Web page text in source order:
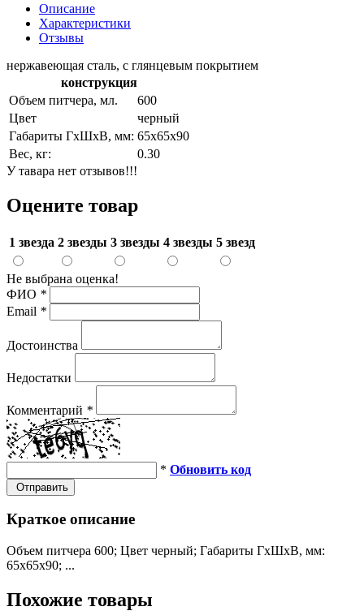
Описание
Характеристики
Отзывы
нержавеющая сталь, с глянцевым покрытием
конструкция
Объем питчера, мл.
600
Цвет
черный
Габариты ГхШхВ, мм: 65х65х90
Вес, кг:
0.30
У тавара нет отзывов!!!
Оцените товар
1 звезда 2 звезды 3 звезды 4 звезды 5 звезд
Не выбрана оценка!
ФИО *
Email *
Достоинства
Недостатки
Комментарий *
* Обновить код
Отправить
Краткое описание
Объем питчера 600; Цвет черный; Габариты ГхШхВ, мм:
65х65х90; ...
Похожие товары